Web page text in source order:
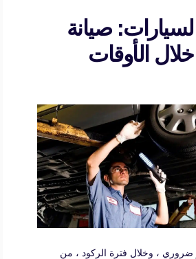
صيانة
الأوقات
ضروري ، وخلال فترة الركود ، من